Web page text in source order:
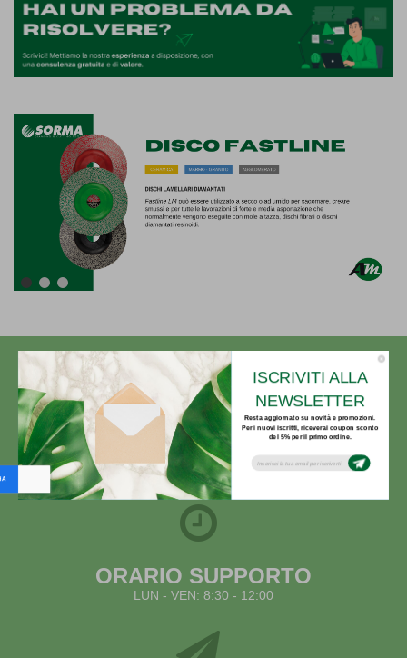
ISCRIVITI ALLA
NEWSLETTER
Resta aggiornato su novità e promozioni.
Per i nuovi iscritti, riceverai coupon sconto
del 5% per il primo ordine.
info@articolipermarmisti.it
ASSISTENZA VIA EMAIL
ORARIO SUPPORTO
LUN - VEN: 8:30 - 12:00